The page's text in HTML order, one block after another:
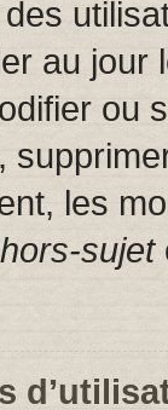
au jour
ou
les
hors-sujet